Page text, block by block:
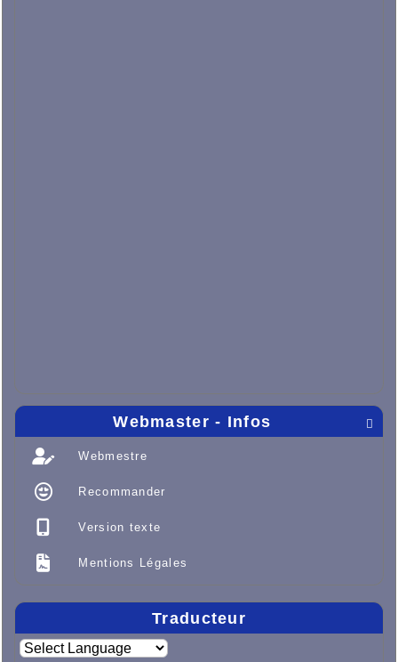

Webmaster - Infos
Webmestre
Recommander
Version texte
Mentions Légales
Traducteur